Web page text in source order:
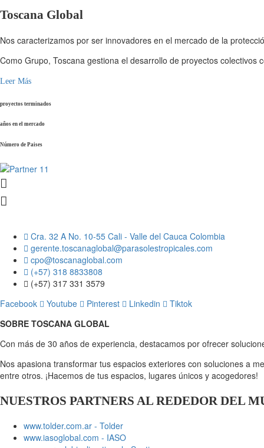
Toscana Global
Nos caracterizamos por ser innovadores en el mercado de la
Como Grupo, Toscana gestiona el desarrollo de proyectos
Leer Más
proyectos terminados
años en el mercado
Número de Paises
Cra. 32 A No. 10-55 Cali - Valle del Cauca Colombia
gerente.toscanaglobal@parasolestropicales.com
cpo@toscanaglobal.com
(+57) 318 8833808
(+57) 317 331 3579
Facebook
Youtube Pinterest Linkedin
Tiktok
SOBRE TOSCANA GLOBAL
Con más de 30 años de experiencia, destacamos por ofrecer
Nos apasiona transformar tus espacios exteriores con soluciones a
entre otros. ¡Hacemos de tus espacios, lugares únicos y acogedores!
NUESTROS PARTNERS AL REDEDOR DEL
www.tolder.com.ar - Tolder
www.iasoglobal.com - IASO